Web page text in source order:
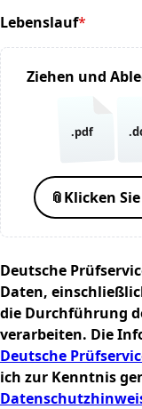
Lebenslauf*
(required)
Ziehen und
.pdf
📎Klicken
Deutsche
Daten,
die Durchführung
verarbeiten. Die
Deutsche
ich zur Kenntnis